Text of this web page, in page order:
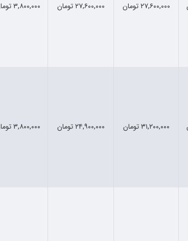
۲۷,۶۰۰,۰۰۰ تومان ۲۷,۶۰۰,۰۰۰ تومان ۳,۸۰۰,۰۰۰ تومان
۳۱,۲۰۰,۰۰۰ تومان ۲۴,۹۰۰,۰۰۰ تومان ۳,۸۰۰,۰۰۰ تومان